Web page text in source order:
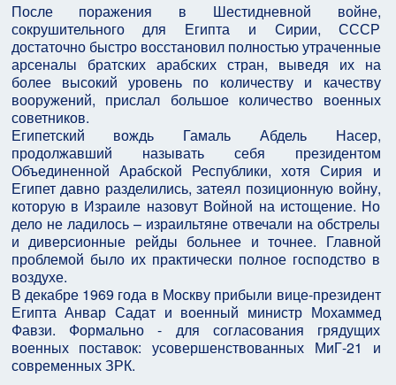
После поражения в Шестидневной войне,
сокрушительного для Египта и Сирии, СССР
достаточно быстро восстановил полностью утраченные
арсеналы братских арабских стран, выведя их на
более высокий уровень по количеству и качеству
вооружений, прислал большое количество военных
советников.
Египетский вождь Гамаль Абдель Насер,
продолжавший называть себя президентом
Объединенной Арабской Республики, хотя Сирия и
Египет давно разделились, затеял позиционную войну,
которую в Израиле назовут Войной на истощение. Но
дело не ладилось – израильтяне отвечали на обстрелы
и диверсионные рейды больнее и точнее. Главной
проблемой было их практически полное господство в
воздухе.
В декабре 1969 года в Москву прибыли вице-президент
Египта Анвар Садат и военный министр Мохаммед
Фавзи. Формально - для согласования грядущих
военных поставок: усовершенствованных МиГ-21 и
современных ЗРК.